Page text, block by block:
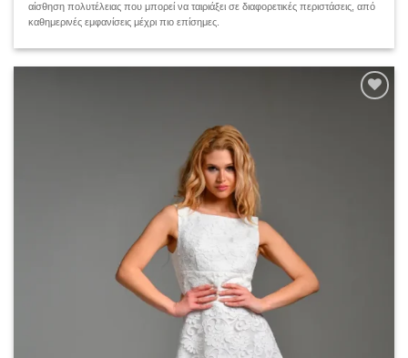
αίσθηση πολυτέλειας που μπορεί να ταιριάξει σε διαφορετικές περιστάσεις, από
καθημερινές εμφανίσεις μέχρι πιο επίσημες.